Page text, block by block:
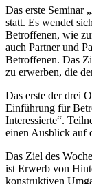
Das erste Seminar
statt. Es wendet
Betroffenen, wie
auch Partner und
Betroffenen. Das
zu erwerben, die
Das erste der drei
Einführung für
Interessierte“.
einen Ausblick auf
Das Ziel des
ist Erwerb von
konstruktiven